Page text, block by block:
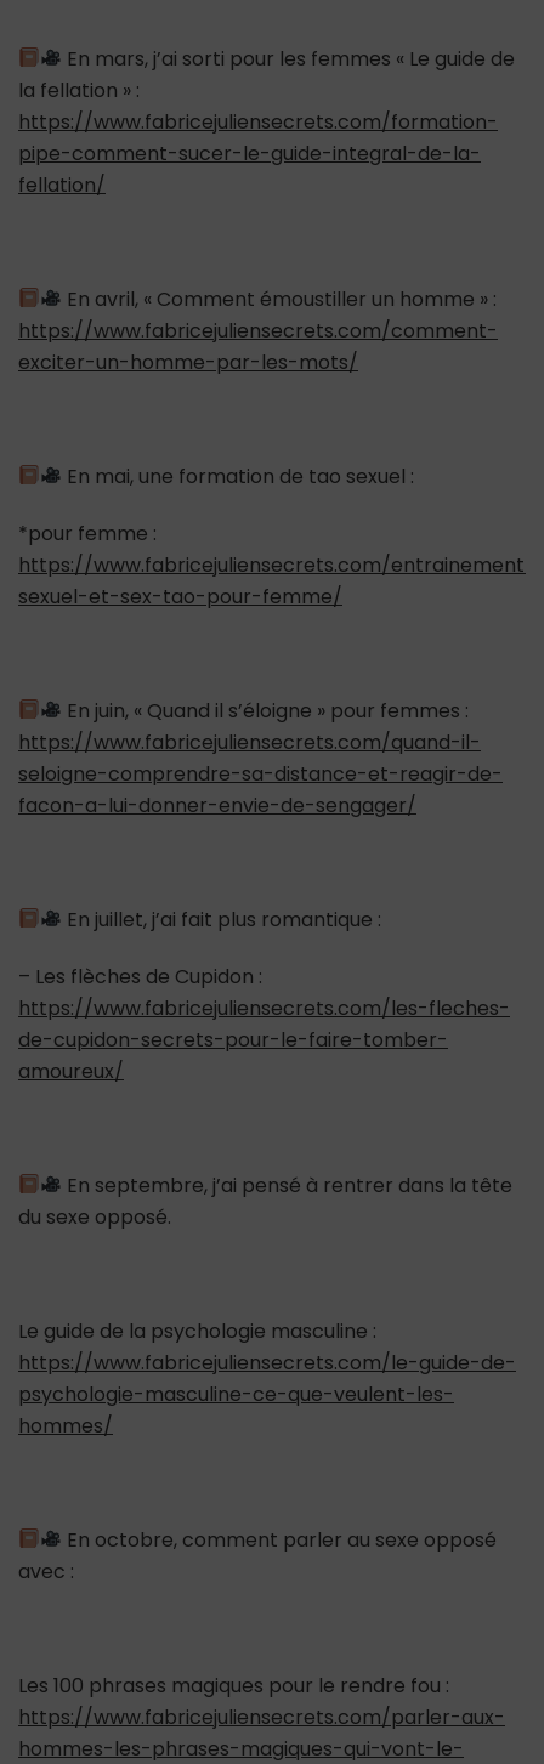
En mars, j’ai sorti pour les femmes « Le guide de
la fellation » :
https://www.fabricejuliensecrets.com/formation-
pipe-comment-sucer-le-guide-integral-de-la-
fellation/
En avril, « Comment émoustiller un homme » :
https://www.fabricejuliensecrets.com/comment-
exciter-un-homme-par-les-mots/
En mai, une formation de tao sexuel :
*pour femme :
https://www.fabricejuliensecrets.com/entrainement-
sexuel-et-sex-tao-pour-femme/
En juin, « Quand il s’éloigne » pour femmes :
https://www.fabricejuliensecrets.com/quand-il-
seloigne-comprendre-sa-distance-et-reagir-de-
facon-a-lui-donner-envie-de-sengager/
En juillet, j’ai fait plus romantique :
– Les flèches de Cupidon :
https://www.fabricejuliensecrets.com/les-fleches-
de-cupidon-secrets-pour-le-faire-tomber-
amoureux/
En septembre, j’ai pensé à rentrer dans la tête
du sexe opposé.
Le guide de la psychologie masculine :
https://www.fabricejuliensecrets.com/le-guide-de-
psychologie-masculine-ce-que-veulent-les-
hommes/
En octobre, comment parler au sexe opposé
avec :
Les 100 phrases magiques pour le rendre fou :
https://www.fabricejuliensecrets.com/parler-aux-
hommes-les-phrases-magiques-qui-vont-le-